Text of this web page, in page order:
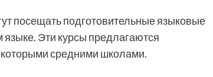
посещать подготовительные языковые
языке. Эти курсы предлагаются
средними школами.